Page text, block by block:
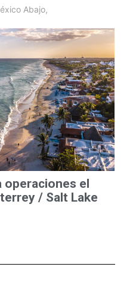
Abajo,
operaciones el
/ Salt Lake